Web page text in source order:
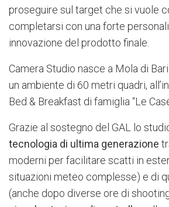
proseguire sul target che si vuole
completarsi con una forte
innovazione del prodotto finale.
Camera Studio nasce a Mola di
un ambiente di 60 metri quadri,
Bed & Breakfast di famiglia “Le
Grazie al sostegno del GAL lo
tecnologia di ultima generazione
moderni per facilitare scatti in
situazioni meteo complesse) e di
(anche dopo diverse ore di